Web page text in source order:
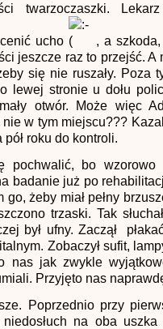
twarzoczaszki.
ucho
, a
jeszcze raz to przejść. A
się nie ruszały. Poza
lewej stronie u dołu
otwór. Może więc
w tym miejscu???
roku do kontroli.
pochwalić, bo wzorowo
badanie już po
go, żeby miał pełny
trzaski. Tak
był ufny. Zaczął
Zobaczył sufit,
nas jak zwykle
Przyjęto nas
Poprzednio przy
niedosłuch na oba